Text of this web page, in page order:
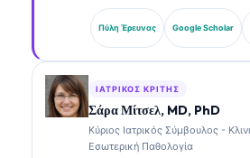
πάνω από 15 χρόνια
ιατρική και στην ανάλυση
υποβοήθηση AI. Ως Chief
δικτύου. Ο Δρ. Klein έχει
σχετικά με την ερμηνεία
εργαστηριακή διάγνωση σε
ιατρικής.
Πύλη Έρευνας Google Scholar
ΙΑΤΡΙΚΌΣ ΚΡΙΤΉΣ
Σάρα Μίτσελ, MD, PhD
Κύριος Ιατρικός Σύμβουλος -
Εσωτερική Παθολογία